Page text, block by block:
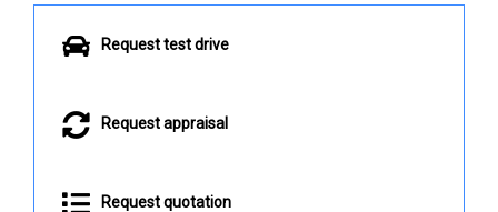
Request test drive
Request appraisal
Request quotation